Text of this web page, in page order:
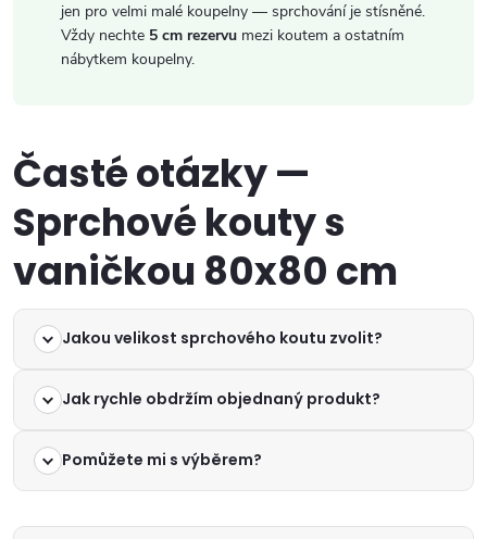
jen pro velmi malé koupelny — sprchování je stísněné.
Vždy nechte 5 cm rezervu mezi koutem a ostatním
nábytkem koupelny.
Časté otázky —
Sprchové kouty s
vaničkou 80x80 cm
Jakou velikost sprchového koutu zvolit?
Jak rychle obdržím objednaný produkt?
Pomůžete mi s výběrem?